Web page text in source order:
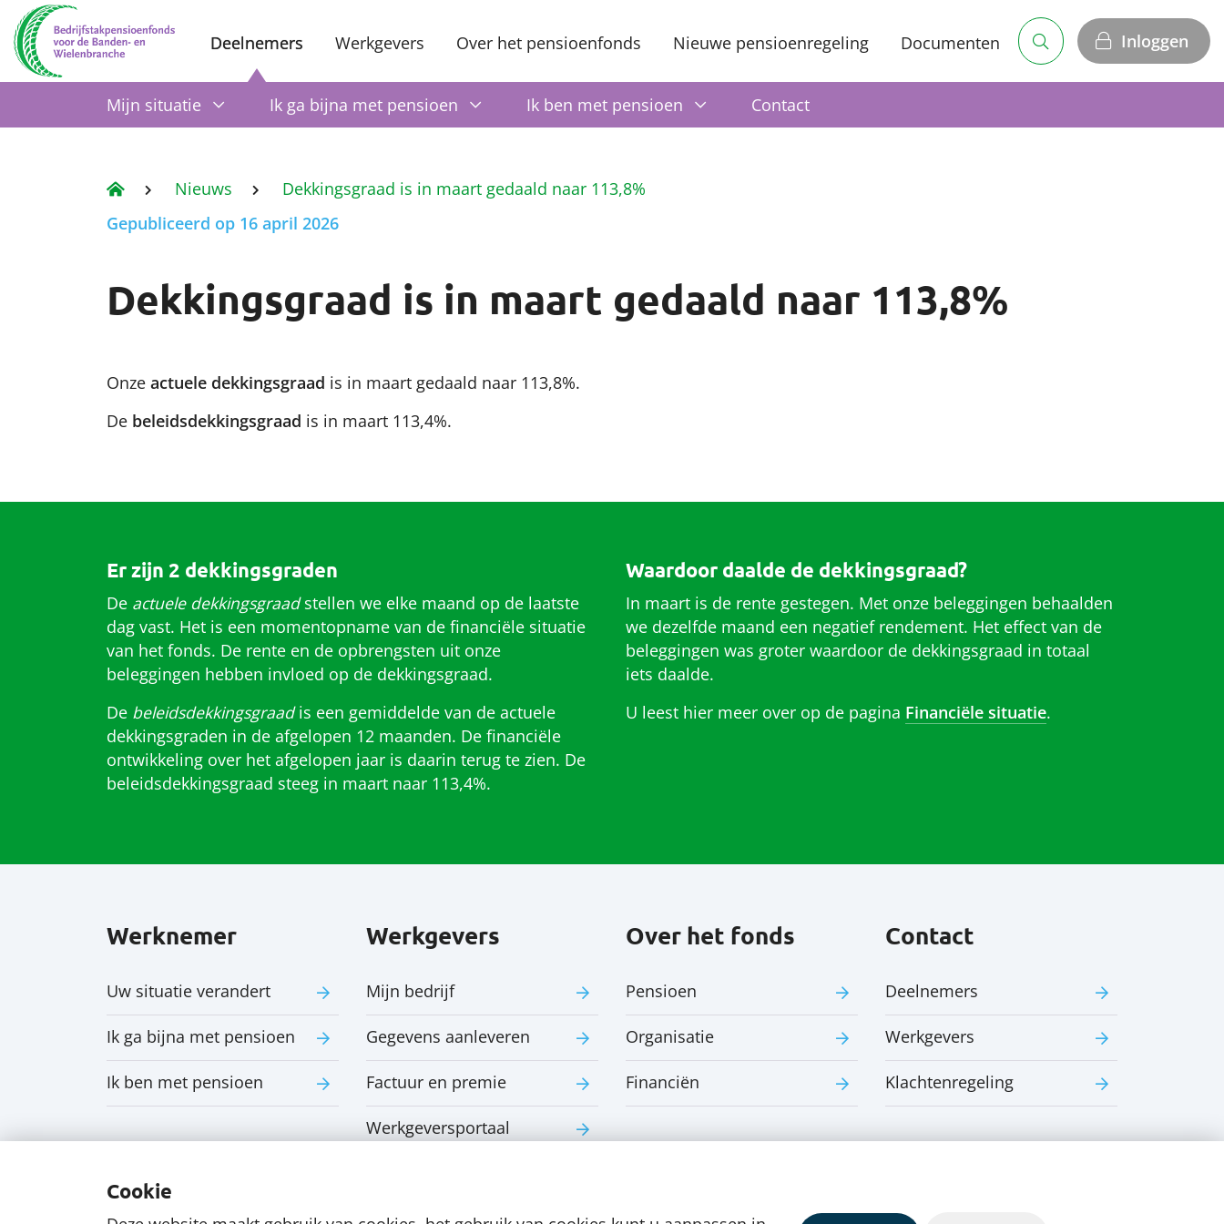
Cookie
Deelnemers Werkgevers Over het pensioenfonds Nieuwe pensioenregeling Documenten Inloggen
Mijn situatie Ik ga bijna met pensioen Ik ben met pensioen Contact
Nieuws
Dekkingsgraad is in maart gedaald naar 113,8%
Gepubliceerd op 16 april 2026
Dekkingsgraad is in maart gedaald naar 113,8%
Onze actuele dekkingsgraad is in maart gedaald naar 113,8%.
De beleidsdekkingsgraad is in maart 113,4%.
Er zijn 2 dekkingsgraden
De actuele dekkingsgraadstellen we elke maand op de laatste
dag vast. Het is een momentopname van de financiële situatie
van het fonds. De rente en de opbrengsten uit onze
beleggingen hebben invloed op de dekkingsgraad.
De beleidsdekkingsgraadis een gemiddelde van de actuele
dekkingsgraden in de afgelopen 12 maanden. De financiële
ontwikkeling over het afgelopen jaar is daarin terug te zien. De
beleidsdekkingsgraad steeg in maart naar 113,4%.
Waardoor daalde de dekkingsgraad?
In maart is de rente gestegen. Met onze beleggingen behaalden
we dezelfde maand een negatief rendement. Het effect van de
beleggingen was groter waardoor de dekkingsgraad in totaal
iets daalde.
U leest hier meer over op de pagina Financiële situatie.
Werknemer
Uw situatie verandert
Ik ga bijna met pensioen
Ik ben met pensioen
Werkgevers
Mijn bedrijf
Gegevens aanleveren
Factuur en premie
Werkgeversportaal
Over het fonds
Pensioen
Organisatie
Financiën
Contact
Deelnemers
Werkgevers
Klachtenregeling